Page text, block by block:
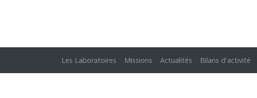
Les Laboratoires Missions Actualités Bilans d'activité